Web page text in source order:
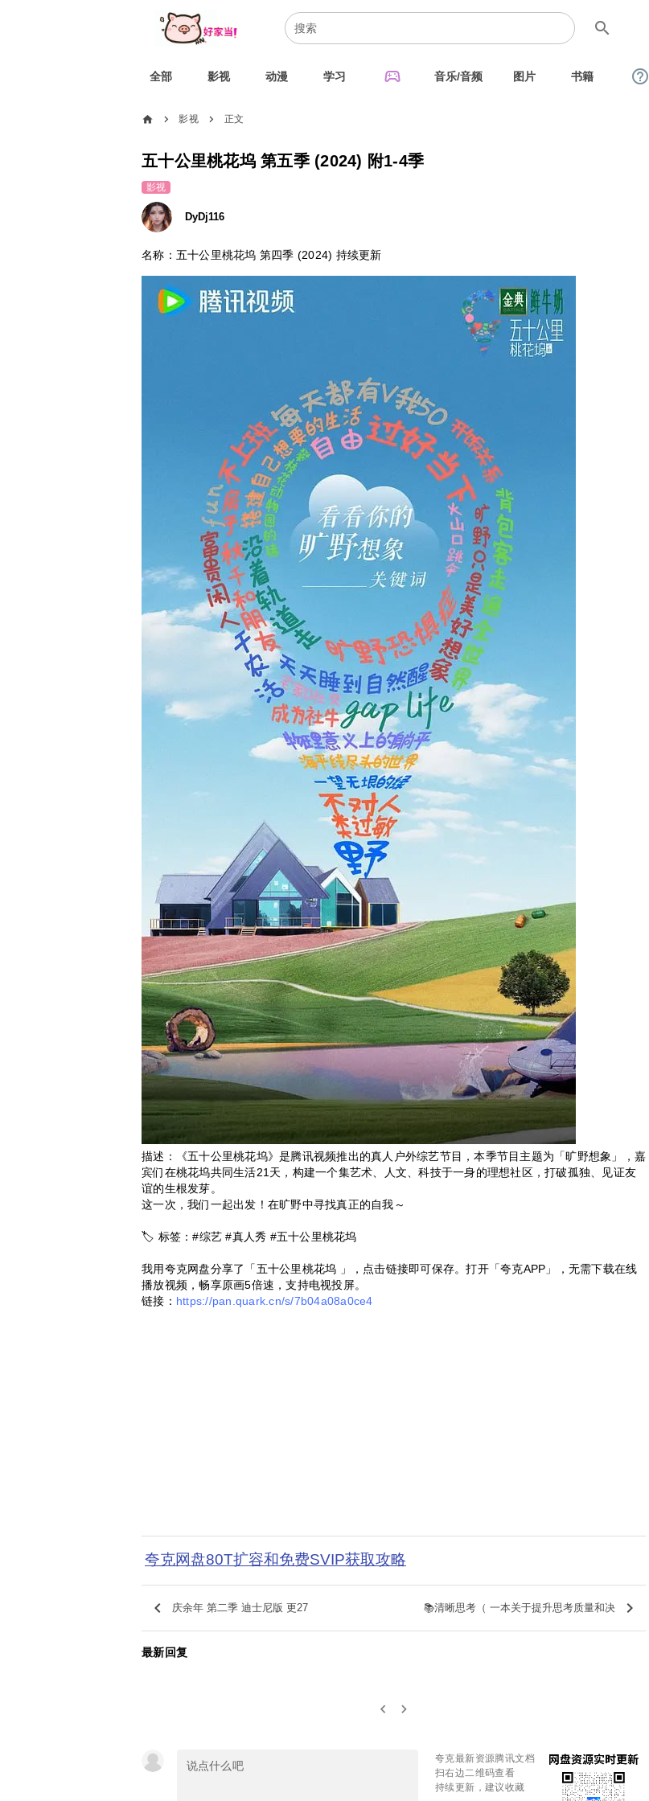
search
全部 影视 动漫 学习 sports_esports 音乐/音频 图片 书籍 help_outline
home chevron_right 影视 chevron_right 正文
五十公里桃花坞 第五季 (2024) 附1-4季
影视
DyDj116
名称：五十公里桃花坞 第四季 (2024) 持续更新
描述：《五十公里桃花坞》是腾讯视频推出的真人户外综艺节目，本季节目主题为「旷野想象」，嘉
宾们在桃花坞共同生活21天，构建一个集艺术、人文、科技于一身的理想社区，打破孤独、见证友
谊的生根发芽。
这一次，我们一起出发！在旷野中寻找真正的自我～
🏷 标签：#综艺 #真人秀 #五十公里桃花坞
我用夸克网盘分享了「五十公里桃花坞 」，点击链接即可保存。打开「夸克APP」，无需下载在线
播放视频，畅享原画5倍速，支持电视投屏。
链接： https://pan.quark.cn/s/7b04a08a0ce4
夸克网盘80T扩容和免费SVIP获取攻略
keyboard_arrow_left 庆余年 第二季 迪士尼版 更27 📚清晰思考（ 一本关于提升思考质量和决 keyboard_arrow_right
最新回复
keyboard_arrow_left keyboard_arrow_right
夸克最新资源腾讯文档
扫右边二维码查看
持续更新，建议收藏